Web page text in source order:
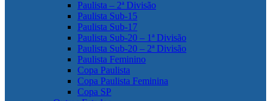
Paulista – 2ª Divisão
Paulista Sub-15
Paulista Sub-17
Paulista Sub-20 – 1ª Divisão
Paulista Sub-20 – 2ª Divisão
Paulista Feminino
Copa Paulista
Copa Paulista Feminina
Copa SP